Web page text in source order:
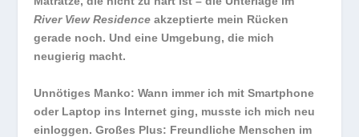
River View Residence akzeptierte mein Rücken
gerade noch. Und eine Umgebung, die mich
neugierig macht.
Unnötiges Manko: Wann immer ich mit Smartphone
oder Laptop ins Internet ging, musste ich mich neu
einloggen. Großes Plus: Freundliche Menschen im